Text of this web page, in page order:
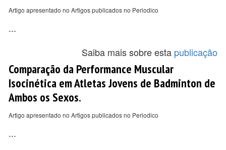
Artigo apresentado no Artigos publicados no Periodico
...
Saiba mais sobre esta publicação
Comparação da Performance Muscular
Isocinética em Atletas Jovens de Badminton de
Ambos os Sexos.
Artigo apresentado no Artigos publicados no Periodico
...